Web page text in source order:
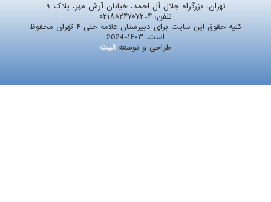
تهران، بزرگراه جلال آل احمد، خیابان آرش مهر، پلاک ۹
تلفن: ۰۲۱۸۸۲۴۷۰۷۲-۴
کلیه حقوق این سایت برای دبیرستان علامه حلی ۴ تهران محفوظ
است. ۱۴۰۳-2024
طراحی و توسعه الیت